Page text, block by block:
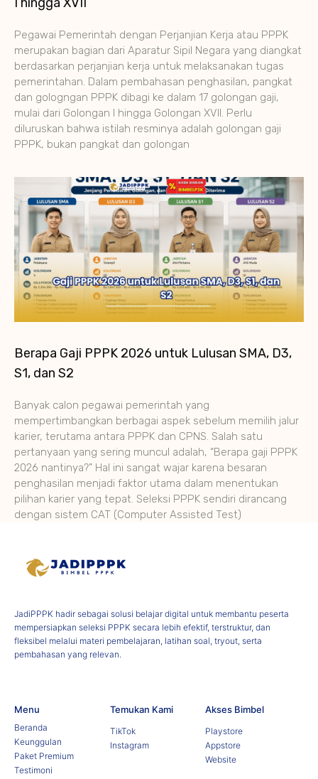
Pegawai Pemerintah dengan Perjanjian Kerja atau PPPK
merupakan bagian dari Aparatur Sipil Negara yang diangkat
berdasarkan perjanjian kerja untuk melaksanakan tugas
pemerintahan. Dalam pembahasan penghasilan, pangkat
dan gologngan PPPK dibagi ke dalam 17 golongan gaji,
mulai dari Golongan I hingga Golongan XVII. Perlu
diluruskan bahwa istilah resminya adalah golongan gaji
PPPK, bukan pangkat dan golongan
Berapa Gaji PPPK 2026 untuk Lulusan SMA, D3,
S1, dan S2
Banyak calon pegawai pemerintah yang
mempertimbangkan berbagai aspek sebelum memilih jalur
karier, terutama antara PPPK dan CPNS. Salah satu
pertanyaan yang sering muncul adalah, “Berapa gaji PPPK
2026 nantinya?” Hal ini sangat wajar karena besaran
penghasilan menjadi faktor utama dalam menentukan
pilihan karier yang tepat. Seleksi PPPK sendiri dirancang
dengan sistem CAT (Computer Assisted Test)
JadiPPPK hadir sebagai solusi belajar digital untuk membantu peserta
mempersiapkan seleksi PPPK secara lebih efektif, terstruktur, dan
fleksibel melalui materi pembelajaran, latihan soal, tryout, serta
pembahasan yang relevan.
Menu
Beranda
Keunggulan
Paket Premium
Testimoni
Temukan Kami
TikTok
Instagram
Akses Bimbel
Playstore
Appstore
Website